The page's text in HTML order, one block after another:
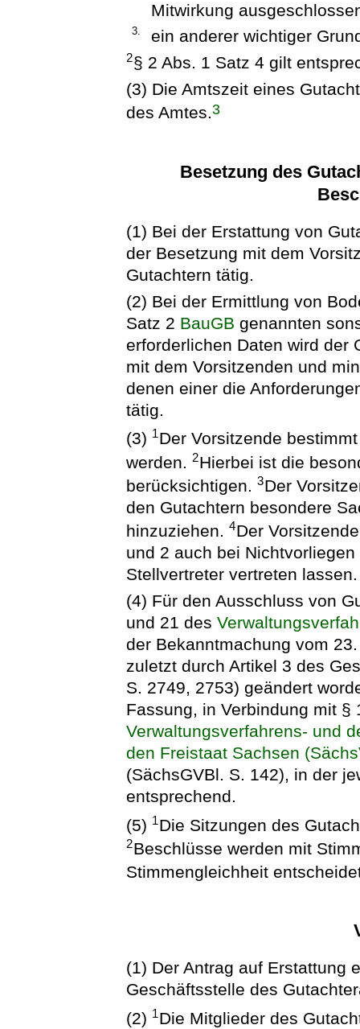
Mitwirkung
3. ein anderer wichtiger
2§ 2 Abs. 1 Satz 4 gilt
(3) Die Amtszeit eines
des Amtes.3
Besetzung des
(1) Bei der Erstattung von
der Besetzung mit dem
Gutachtern tätig.
(2) Bei der Ermittlung von
Satz 2 BauGB genannten
erforderlichen Daten wird der
mit dem Vorsitzenden und
denen einer die
tätig.
(3) 1Der Vorsitzende
werden.2Hierbei ist die
berücksichtigen.3Der
den Gutachtern besondere
hinzuziehen.4Der
und 2 auch bei
Stellvertreter vertreten lassen.
(4) Für den Ausschluss von
und 21 des
der Bekanntmachung vom
zuletzt durch Artikel 3 des
S. 2749, 2753) geändert
Fassung, in Verbindung mit §
Verwaltungsverfahrens- und
den Freistaat Sachsen
(SächsGVBl. S. 142), in der
entsprechend.
(5) 1Die Sitzungen des
2Beschlüsse werden mit
Stimmengleichheit
(1) Der Antrag auf Erstattung
Geschäftsstelle des
(2) 1Die Mitglieder des